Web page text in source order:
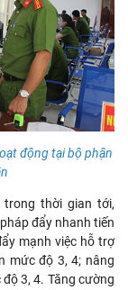
động tại bộ phận
thời gian tới,
đẩy nhanh tiến
mạnh việc hỗ trợ
mức độ 3, 4; nâng
3, 4. Tăng cường